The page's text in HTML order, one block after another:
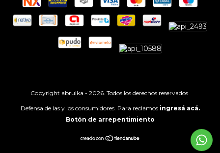
Copyright abrulka - 2026. Todos los derechos reservados.
Defensa de las y los consumidores. Para reclamos ingresá acá.
Botón de arrepentimiento